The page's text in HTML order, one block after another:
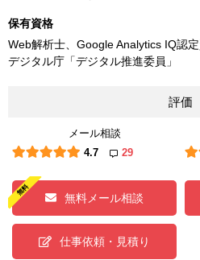
保有資格
Web解析士、Google Analytics IQ認
デジタル庁「デジタル推進委員」
評価
メール相談
4.7
29
無料メール相談
仕事依頼・見積り